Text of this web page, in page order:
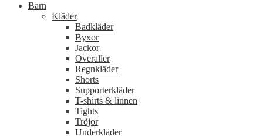
Barn
Kläder
Badkläder
Byxor
Jackor
Overaller
Regnkläder
Shorts
Supporterkläder
T-shirts & linnen
Tights
Tröjor
Underkläder